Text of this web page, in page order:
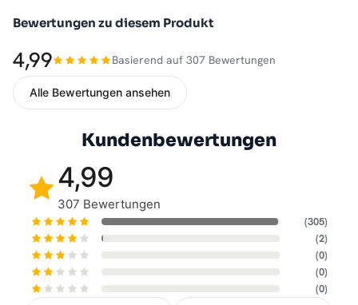
Bewertungen zu diesem Produkt
4,99 Basierend auf 307 Bewertungen
Alle Bewertungen ansehen
Kundenbewertungen
4,99
307 Bewertungen
(305)
(2)
(0)
(0)
(0)